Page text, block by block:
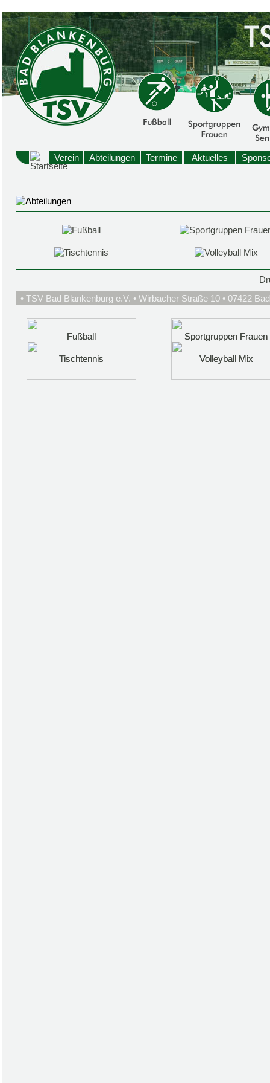
Verein Abteilungen Termine Aktuelles
Fußball
Fußball Sportgruppen Frauen
Sportgruppen Frauen
Tischtennis
Tischtennis Volleyball Mix
Volleyball Mix
• TSV Bad Blankenburg e.V. • Wirbacher Straße 10 • 07422